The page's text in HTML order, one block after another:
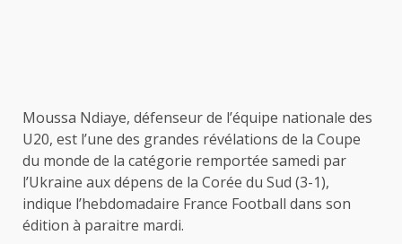
Moussa Ndiaye, défenseur de l’équipe nationale des
U20, est l’une des grandes révélations de la Coupe
du monde de la catégorie remportée samedi par
l’Ukraine aux dépens de la Corée du Sud (3-1),
indique l’hebdomadaire France Football dans son
édition à paraitre mardi.